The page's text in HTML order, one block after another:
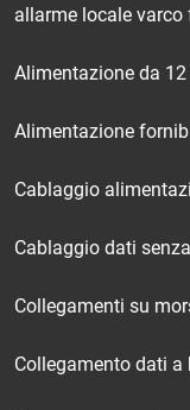
allarme locale varco
Alimentazione da
Alimentazione
Cablaggio
Cablaggio dati
Collegamenti su
Collegamento dati